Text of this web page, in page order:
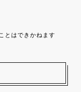
とはできかねます